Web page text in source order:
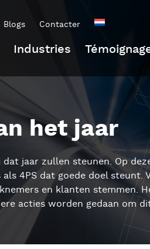
Blogs Contacter
Industries
het jaar
jaar zullen steunen. Op
4PS dat goede doel steunt.
en klanten stemmen.
acties worden gedaan om